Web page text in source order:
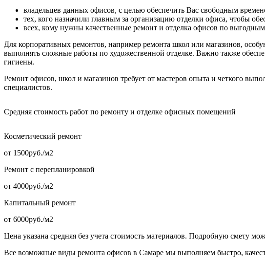
владельцев данных офисов, с целью обеспечить Вас свободным
тех, кого назначили главным за организацию отделки офиса, чтобы
всех, кому нужны качественные ремонт и отделка офисов по
Для корпоративных ремонтов, например ремонта школ или магазинов,
выполнять сложные работы по художественной отделке. Важно также
гигиены.
Ремонт офисов, школ и магазинов требует от мастеров опыта и четкого
специалистов.
Средняя стоимость работ по ремонту и отделке офисных помещений
Косметический ремонт
от 1500руб./м2
Ремонт с перепланировкой
от 4000руб./м2
Капитальный ремонт
от 6000руб./м2
Цена указана средняя без учета стоимость материалов. Подробную смету
Все возможные виды ремонта офисов в Самаре мы выполняем быстро,